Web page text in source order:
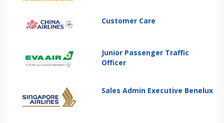
Customer Care
Junior Passenger Traffic
Officer
Sales Admin Executive Benelux